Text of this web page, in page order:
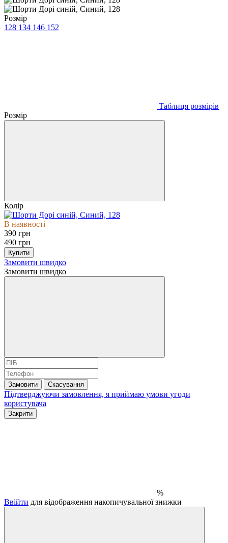
Розмір
128 134 146 152
Таблиця розмірів
Розмір
Колір
В наявності
390 грн
490 грн
Купити
Замовити швидко
Замовити швидко
Замовити Скасування
Підтверджуючи замовлення, я приймаю умови угоди
користувача
Закрити
%
Ввійти для відображення накопичувальної знижки